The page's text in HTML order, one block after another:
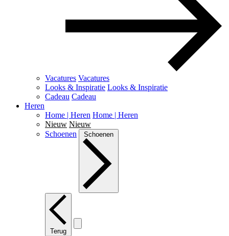
Vacatures Vacatures
Looks & Inspiratie Looks & Inspiratie
Cadeau Cadeau
Heren
Home | Heren Home | Heren
Nieuw Nieuw
Schoenen
Schoenen
Terug